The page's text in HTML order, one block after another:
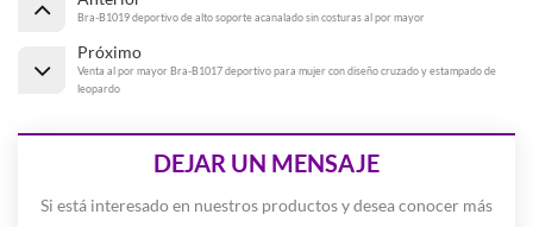
Bra-B1019 deportivo de alto soporte acanalado sin costuras al por mayor
Próximo
Venta al por mayor Bra-B1017 deportivo para mujer con diseño cruzado y estampado de
leopardo
DEJAR UN MENSAJE
Si está interesado en nuestros productos y desea conocer más